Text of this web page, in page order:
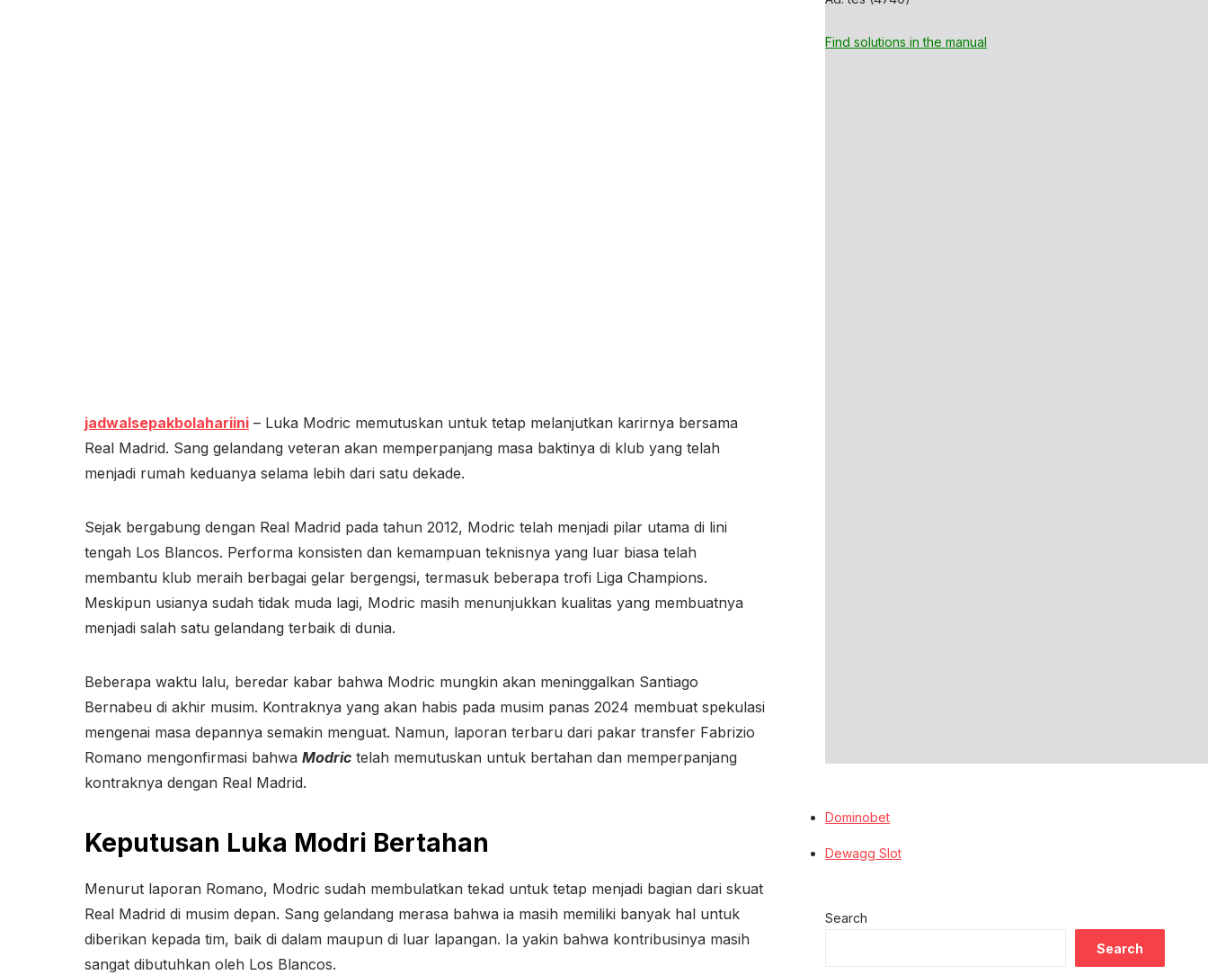
jadwalsepakbolahariini – Luka Modric memutuskan untuk tetap melanjutkan karirnya bersama
Real Madrid. Sang gelandang veteran akan memperpanjang masa baktinya di klub yang telah
menjadi rumah keduanya selama lebih dari satu dekade.
Sejak bergabung dengan Real Madrid pada tahun 2012, Modric telah menjadi pilar utama di lini
tengah Los Blancos. Performa konsisten dan kemampuan teknisnya yang luar biasa telah
membantu klub meraih berbagai gelar bergengsi, termasuk beberapa trofi Liga Champions.
Meskipun usianya sudah tidak muda lagi, Modric masih menunjukkan kualitas yang membuatnya
menjadi salah satu gelandang terbaik di dunia.
Beberapa waktu lalu, beredar kabar bahwa Modric mungkin akan meninggalkan Santiago
Bernabeu di akhir musim. Kontraknya yang akan habis pada musim panas 2024 membuat spekulasi
mengenai masa depannya semakin menguat. Namun, laporan terbaru dari pakar transfer Fabrizio
Romano mengonfirmasi bahwa Modric telah memutuskan untuk bertahan dan memperpanjang
kontraknya dengan Real Madrid.
Keputusan Luka Modri Bertahan
Menurut laporan Romano, Modric sudah membulatkan tekad untuk tetap menjadi bagian dari skuat
Real Madrid di musim depan. Sang gelandang merasa bahwa ia masih memiliki banyak hal untuk
diberikan kepada tim, baik di dalam maupun di luar lapangan. Ia yakin bahwa kontribusinya masih
sangat dibutuhkan oleh Los Blancos.
Find solutions in the manual
Dominobet
Dewagg Slot
Search
Search